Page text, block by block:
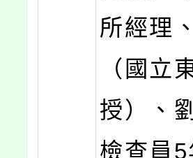
所經理
（國立
授）、
檢查員